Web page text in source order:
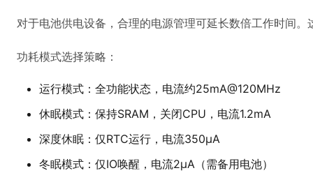
对于电池供电设备，合理的电源管理可延长数倍工作时间。
功耗模式选择策略：
运行模式：全功能状态，电流约25mA@120MHz
休眠模式：保持SRAM，关闭CPU，电流1.2mA
深度休眠：仅RTC运行，电流350μA
冬眠模式：仅IO唤醒，电流2μA（需备用电池）